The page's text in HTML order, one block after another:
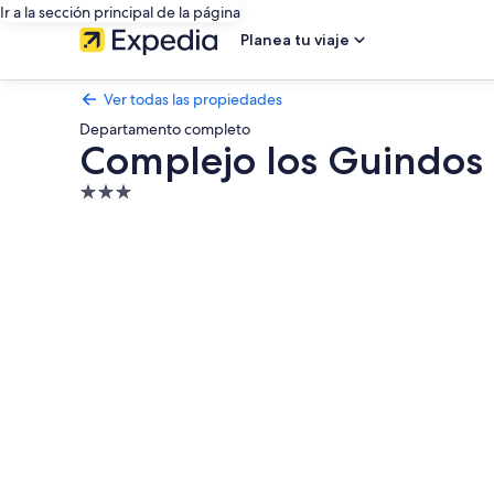
Ir a la sección principal de la página
Planea tu viaje
Ver todas las propiedades
Departamento completo
Complejo los Guindos
Propiedad